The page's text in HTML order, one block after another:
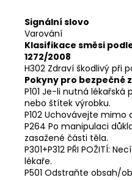
Signální slovo
Varování
Klasifikace směsi
1272/2008
H302 Zdraví škodlivý při
Pokyny pro bezpečné
P101 Je-li nutná
nebo štítek výrobku.
P102 Uchovávejte mimo
P264 Po manipulaci
zasažené části těla.
P301+P312 PŘI POŽITÍ:
lékaře.
P501 Odstraňte obsah/